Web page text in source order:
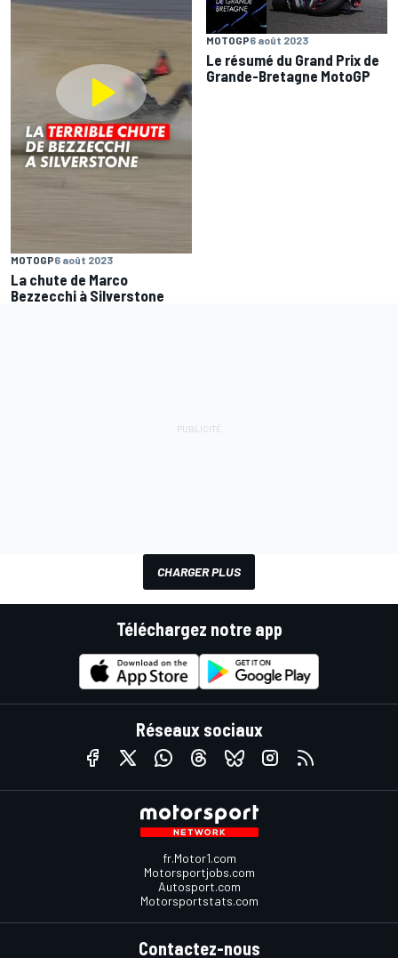
MOTOGP6 août 2023
La chute de Marco
Bezzecchi à Silverstone
MOTOGP6 août 2023
Le résumé du Grand Prix de
Grande-Bretagne MotoGP
CHARGER PLUS
Téléchargez notre app
Réseaux sociaux
fr.Motor1.com
Motorsportjobs.com
Autosport.com
Motorsportstats.com
Contactez-nous